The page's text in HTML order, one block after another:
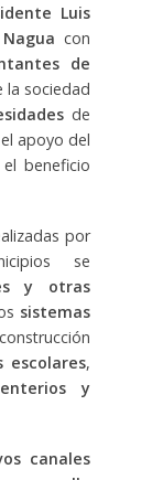
Luis
con
de
la sociedad
de
apoyo del
beneficio
por
se
y otras
sistemas
escolares,
y
canales